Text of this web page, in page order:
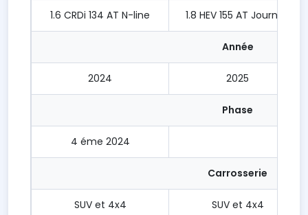
1.6 CRDi 134 AT N-line 1.8 HEV 155 AT Journey
Année
2024 2025
Phase
4 éme 2024
Carrosserie
SUV et 4x4 SUV et 4x4